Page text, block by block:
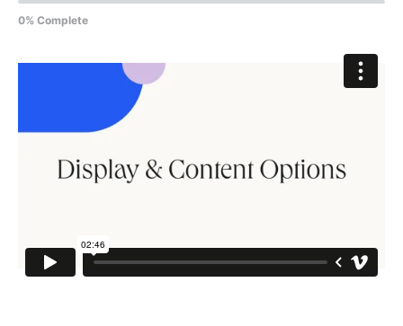
0% Complete